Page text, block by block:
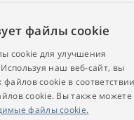
файлы cookie
cookie для улучшения
наш веб-сайт, вы
cookie в
cookie. Вы также можете
файлы cookie.